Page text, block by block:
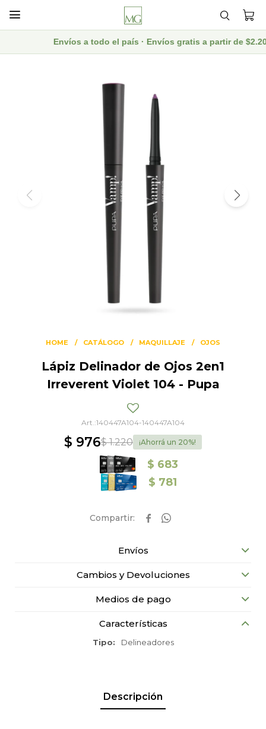

Envíos a todo el país · Envíos gratis a partir de
HOME CATÁLOGO MAQUILLAJE OJOS
Lápiz Delinador de Ojos 2en1
Irreverent Violet 104 - Pupa
140447A104-140447A104
$ 976$ 1.220 20
$ 683
$ 781
 
Envíos
Cambios y Devoluciones
Medios de pago
Características
Tipo Delineadores
Descripción